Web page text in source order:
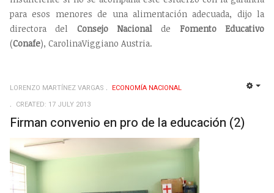
para esos menores de una alimentación adecuada, dijo la
directora del Consejo Nacional de Fomento
Educativo
(Conafe), CarolinaViggiano Austria.
LORENZO MARTÍNEZ VARGAS
ECONOMÍ­A NACIONAL
CREATED: 17 JULY 2013
Firman convenio en pro de la educación (2)